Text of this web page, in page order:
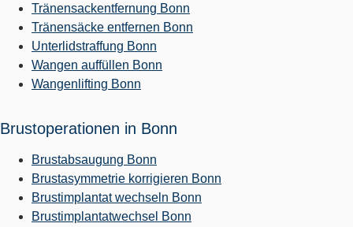
Tränensackentfernung Bonn
Tränensäcke entfernen Bonn
Unterlidstraffung Bonn
Wangen auffüllen Bonn
Wangenlifting Bonn
Brustoperationen in Bonn
Brustabsaugung Bonn
Brustasymmetrie korrigieren Bonn
Brustimplantat wechseln Bonn
Brustimplantatwechsel Bonn